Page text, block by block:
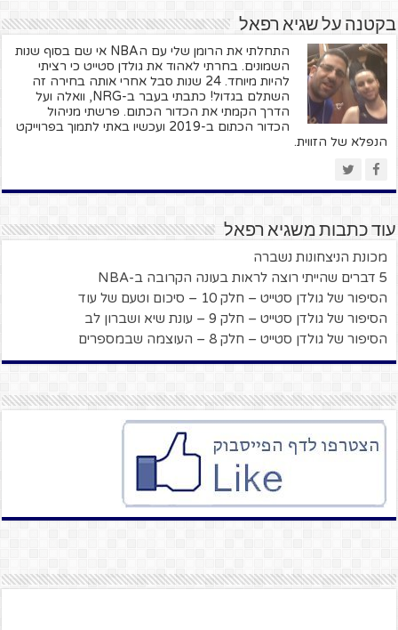
בקטנה על שגיא רפאל
התחלתי את הרומן שלי עם הNBA אי שם בסוף שנות
השמונים. בחרתי לאהוד את גולדן סטייט כי רציתי
להיות מיוחד. 24 שנות סבל אחרי אותה בחירה זה
השתלם בגדול! כתבתי בעבר ב-NRG, וואלה ועל
הדרך הקמתי את הכדור הכתום. פרשתי מניהול
הכדור הכתום ב-2019 ועכשיו באתי לתמוך בפרוייקט
הנפלא של הזווית.
עוד כתבות משגיא רפאל
מכונת הניצחונות נשברה
5 דברים שהייתי רוצה לראות בעונה הקרובה ב-NBA
הסיפור של גולדן סטייט – חלק 10 – סיכום וטעם של עוד
הסיפור של גולדן סטייט – חלק 9 – עונת שיא ושברון לב
הסיפור של גולדן סטייט – חלק 8 – העוצמה שבמספרים